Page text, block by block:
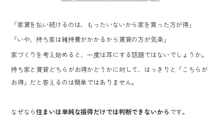
「家賃を払い続けるのは、もったいないから家を買った方が得」
「いや、持ち家は維持費がかかるから賃貸の方が気楽」
家づくりを考え始めると、一度は耳にする話題ではないでしょうか。
持ち家と賃貸どちらがお得かどうかに対して、はっきりと「こちらが
お得」だと答えるのは簡単ではありません。
なぜなら住まいは単純な損得だけでは判断できないから です。